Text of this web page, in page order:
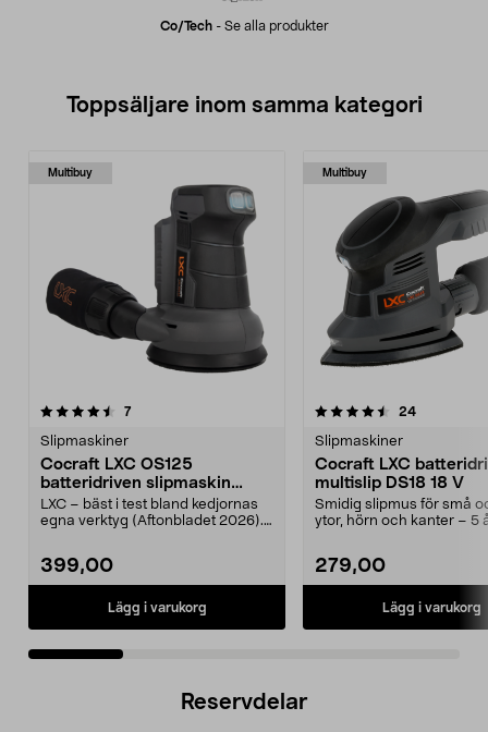
Co/tech- Se alla produkter
Toppsäljare inom samma kategori
Multibuy
7recensioner
Slipmaskiner
Cocraft LXC OS125
batteridriven slipmaskin
oscillerande 18 V
LXC – bäst i test bland kedjornas
egna verktyg (Aftonbladet 2026).
399,00
Lägg i varukorg
Multibuy
4.5 av 5 stjärnor 24recensioner
Slipmaskiner
Cocraft LXC
multislip DS18 18 V
Smidig slipmus för små
ytor, hörn och kanter – 5
279,00
Lägg i varukorg
3.5 av 5 stjärnor
Reservdelar